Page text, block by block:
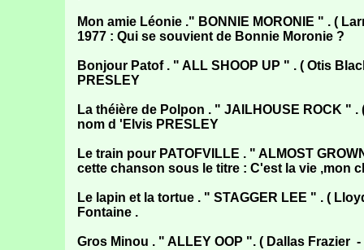
Mon amie Léonie ." BONNIE MORONIE " . (
1977 : Qui se souvient de Bonnie Moronie ?
Bonjour Patof . " ALL SHOOP UP " . ( Otis
PRESLEY
La théière de Polpon . " JAILHOUSE ROCK "
nom d 'Elvis PRESLEY
Le train pour PATOFVILLE . " ALMOST
cette chanson sous le titre : C'est la vie ,mon
Le lapin et la tortue . " STAGGER LEE " . (
Fontaine .
Gros Minou . " ALLEY OOP ". ( Dallas Frazier